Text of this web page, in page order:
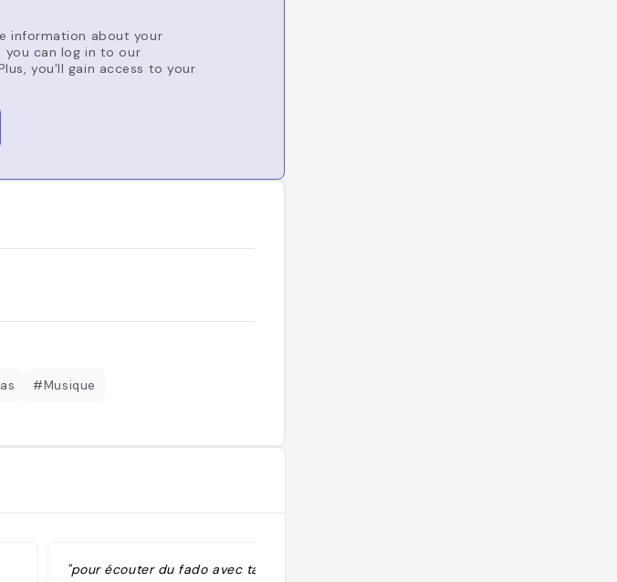
information about your
can log in to our
you'll gain access to your
#Musique
"pour écouter du fado avec tapas"